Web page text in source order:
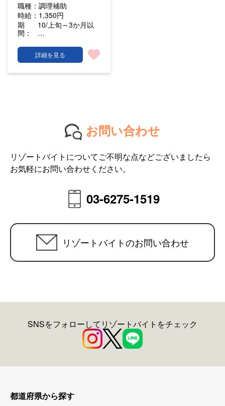
職種： 調理補助
時給： 1,350円
期
間：
10/上旬～3か月以
…
詳細を見る
お問い合わせ
リゾートバイトについてご不明な点などございましたら
お気軽にお問い合わせください。
03-6275-1519
リゾートバイトのお問い合わせ
SNSをフォローしてリゾートバイトをチェック
都道府県から探す